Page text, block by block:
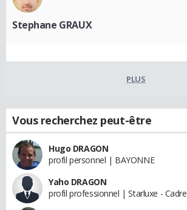
Stephane GRAUX
PLUS
Vous recherchez peut-être
Hugo DRAGON
profil personnel | BAYONNE
Yaho DRAGON
profil professionnel | Starluxe - Cadre